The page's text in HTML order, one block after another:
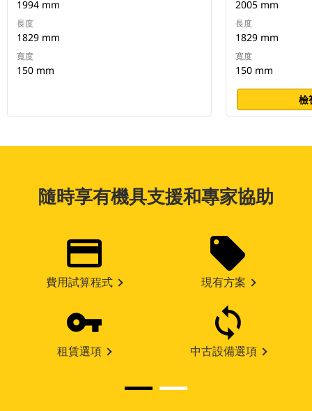
1994 mm
長度
1829 mm
寬度
150 mm
2005 mm
長度
1829 mm
寬度
150 mm
檢
隨時享有機具支援和專家協助
費用試算程式 現有方案
租賃選項 中古設備選項